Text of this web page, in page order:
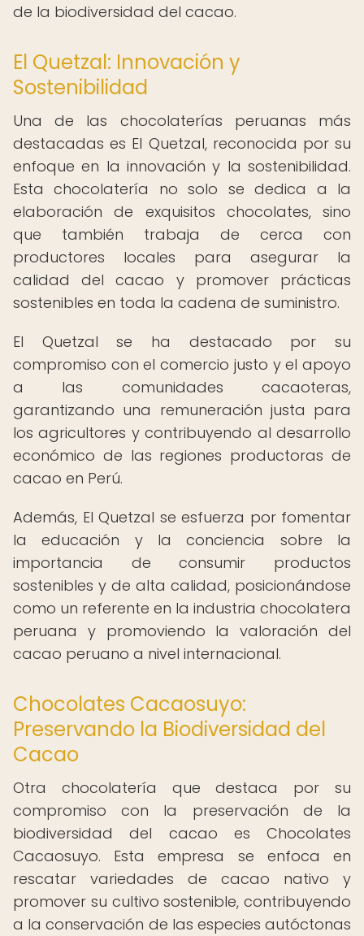
de la biodiversidad del cacao.
El Quetzal: Innovación y
Sostenibilidad
Una de las chocolaterías peruanas más
destacadas es El Quetzal, reconocida por su
enfoque en la innovación y la sostenibilidad.
Esta chocolatería no solo se dedica a la
elaboración de exquisitos chocolates, sino
que también trabaja de cerca con
productores locales para asegurar la
calidad del cacao y promover prácticas
sostenibles en toda la cadena de suministro.
El Quetzal se ha destacado por su
compromiso con el comercio justo y el apoyo
a las comunidades cacaoteras,
garantizando una remuneración justa para
los agricultores y contribuyendo al desarrollo
económico de las regiones productoras de
cacao en Perú.
Además, El Quetzal se esfuerza por fomentar
la educación y la conciencia sobre la
importancia de consumir productos
sostenibles y de alta calidad, posicionándose
como un referente en la industria chocolatera
peruana y promoviendo la valoración del
cacao peruano a nivel internacional.
Chocolates Cacaosuyo:
Preservando la Biodiversidad del
Cacao
Otra chocolatería que destaca por su
compromiso con la preservación de la
biodiversidad del cacao es Chocolates
Cacaosuyo. Esta empresa se enfoca en
rescatar variedades de cacao nativo y
promover su cultivo sostenible, contribuyendo
a la conservación de las especies autóctonas